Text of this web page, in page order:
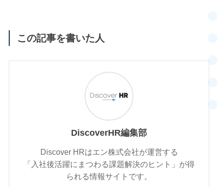
この記事を書いた人
DiscoverHR編集部
Discover HRはエン株式会社が運営する
「入社後活躍にまつわる課題解決のヒント」が得
られる情報サイトです。